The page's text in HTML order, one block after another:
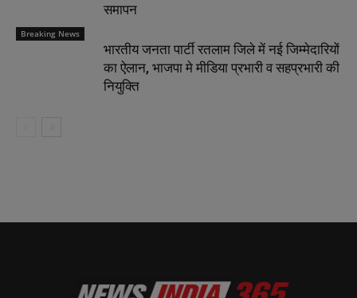
समापन
Breaking News
भारतीय जनता पार्टी रतलाम जिले में नई जिम्मेदारियों
का ऐलान, भाजपा मे मीडिया प्रभारी व सहप्रभारी की
नियुक्ति